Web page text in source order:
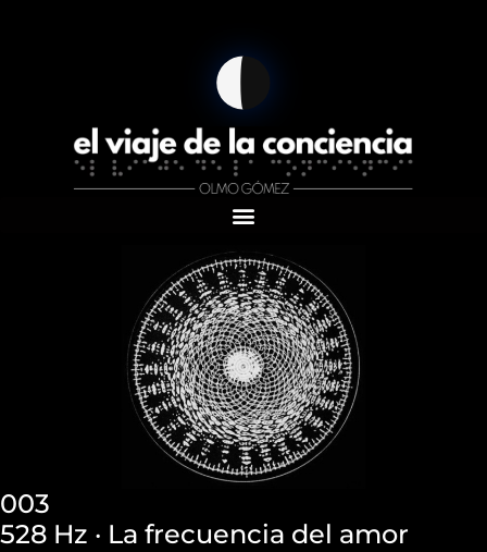
003
528 Hz · La frecuencia del amor